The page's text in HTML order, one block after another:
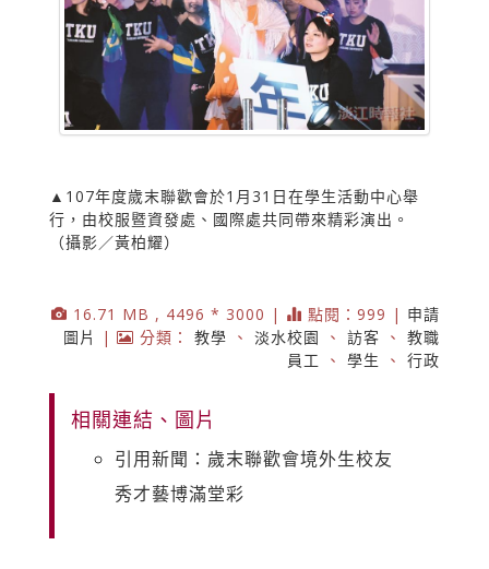
▲107年度歲末聯歡會於1月31日在學生活動中心舉
行，由校服暨資發處、國際處共同帶來精彩演出。
（攝影／黃柏耀）
16.71 MB , 4496 * 3000 | 點閱：999 | 申請
圖片
| 分類： 教學 、 淡水校園 、 訪客 、 教職
員工
、 學生 、 行政
相關連結、圖片
引用新聞：歲末聯歡會境外生校友
秀才藝博滿堂彩